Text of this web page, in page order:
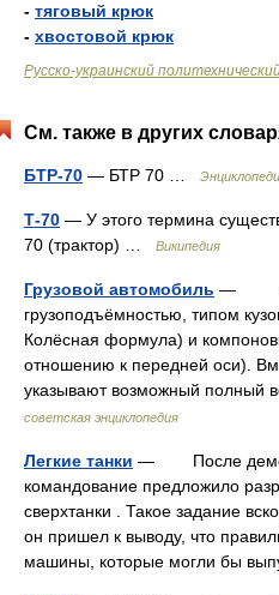
- тяговый крюк
- хвостовой крюк
Русско-украинский
См. также в других
БТР-70 — БТР 70 …
Т-70 — У этого термина
70 (трактор) …
Википедия
Грузовой автомобиль —
грузоподъёмностью, типом
Колёсная формула) и
отношению к передней оси).
указывают возможный полный
советская энциклопедия
Легкие танки — После
командование предложило
сверхтанки . Такое задание
он пришел к выводу, что
машины, которые могли бы